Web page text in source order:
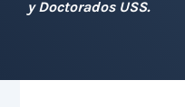
y Doctorados USS.